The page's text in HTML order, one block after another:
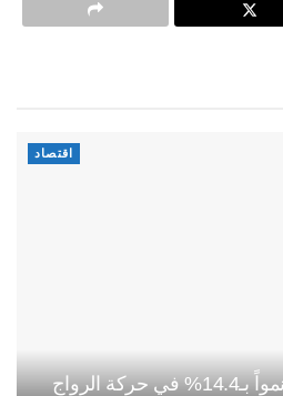
اقتصاد
الموانئ المغربية تحقق نمواً بـ14.4% في حركة الرواج